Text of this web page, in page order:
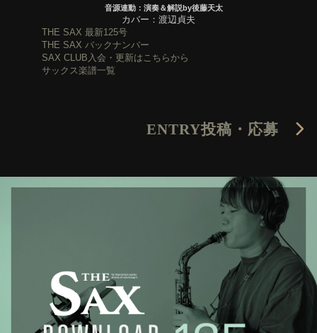
音源連動：演奏＆解説by後藤天太
カバー：渡辺貞夫
THE SAX 最新125号
THE SAX バックナンバー
SAX CLUB入会・更新はこちらから
サックス楽譜一覧
ENTRY投稿・応募